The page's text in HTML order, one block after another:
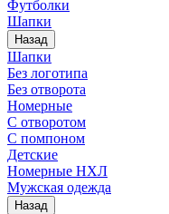
Футболки
Шапки
Назад
Шапки
Без логотипа
Без отворота
Номерные
С отворотом
С помпоном
Детские
Номерные НХЛ
Мужская одежда
Назад